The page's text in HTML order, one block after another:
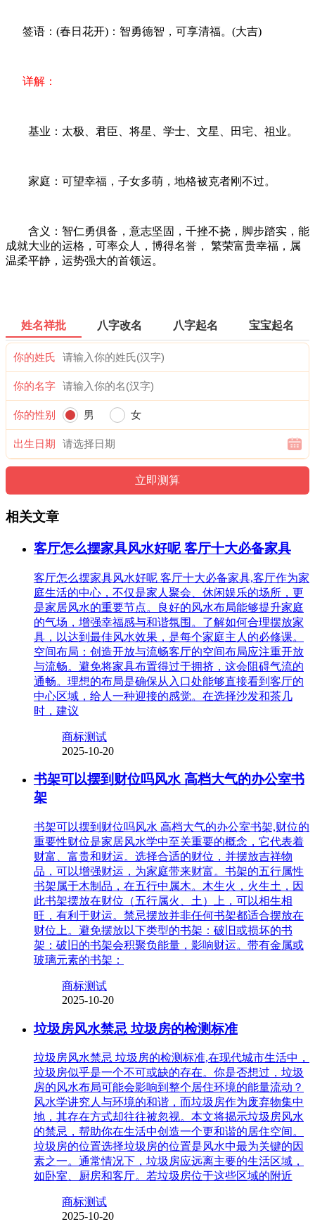
签语：(春日花开)：智勇德智，可享清福。(大吉)
详解：
基业：太极、君臣、将星、学士、文星、田宅、祖业。
家庭：可望幸福，子女多萌，地格被克者刚不过。
含义：智仁勇俱备，意志坚固，千挫不挠，脚步踏实，能
成就大业的运格，可率众人，博得名誉， 繁荣富贵幸福，属
温柔平静，运势强大的首领运。
姓名祥批 八字改名 八字起名 宝宝起名
你的姓氏
你的名字
你的性别 男 女
出生日期
相关文章
客厅怎么摆家具风水好呢 客厅十大必备家具
客厅怎么摆家具风水好呢 客厅十大必备家具,客厅作为家
庭生活的中心，不仅是家人聚会、休闲娱乐的场所，更
是家居风水的重要节点。良好的风水布局能够提升家庭
的气场，增强幸福感与和谐氛围。了解如何合理摆放家
具，以达到最佳风水效果，是每个家庭主人的必修课。
空间布局：创造开放与流畅客厅的空间布局应注重开放
与流畅。避免将家具布置得过于拥挤，这会阻碍气流的
通畅。理想的布局是确保从入口处能够直接看到客厅的
中心区域，给人一种迎接的感觉。在选择沙发和茶几
时，建议
商标测试
2025-10-20
书架可以摆到财位吗风水 高档大气的办公室书
架
书架可以摆到财位吗风水 高档大气的办公室书架,财位的
重要性财位是家居风水学中至关重要的概念，它代表着
财富、富贵和财运。选择合适的财位，并摆放吉祥物
品，可以增强财运，为家庭带来财富。书架的五行属性
书架属于木制品，在五行中属木。木生火，火生土，因
此书架摆放在财位（五行属火、土）上，可以相生相
旺，有利于财运。禁忌摆放并非任何书架都适合摆放在
财位上。避免摆放以下类型的书架：破旧或损坏的书
架：破旧的书架会积聚负能量，影响财运。带有金属或
玻璃元素的书架：
商标测试
2025-10-20
垃圾房风水禁忌 垃圾房的检测标准
垃圾房风水禁忌 垃圾房的检测标准,在现代城市生活中，
垃圾房似乎是一个不可或缺的存在。你是否想过，垃圾
房的风水布局可能会影响到整个居住环境的能量流动？
风水学讲究人与环境的和谐，而垃圾房作为废弃物集中
地，其存在方式却往往被忽视。本文将揭示垃圾房风水
的禁忌，帮助你在生活中创造一个更和谐的居住空间。
垃圾房的位置选择垃圾房的位置是风水中最为关键的因
素之一。通常情况下，垃圾房应远离主要的生活区域，
如卧室、厨房和客厅。若垃圾房位于这些区域的附近
商标测试
2025-10-20